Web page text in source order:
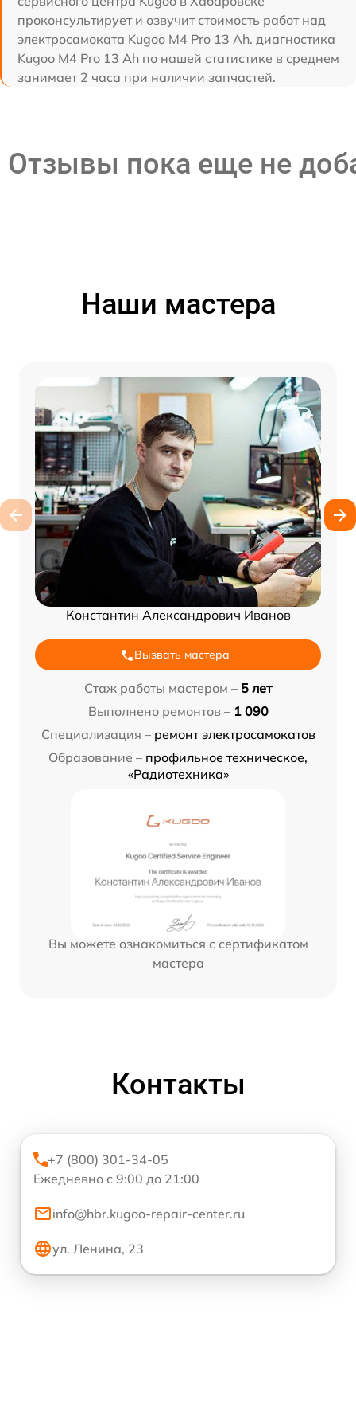
проконсультирует и озвучит стоимость работ над
электросамоката Kugoo M4 Pro 13 Ah. диагностика
Kugoo M4 Pro 13 Ah по нашей статистике в среднем
занимает 2 часа при наличии запчастей.
Отзывы пока еще не
Наши мастера
Константин Александрович Иванов
Вызвать мастера
Стаж работы мастером – 5 лет
Выполнено ремонтов – 1 090
Специализация – ремонт электросамокатов
Образование – профильное техническое,
«Радиотехника»
Вы можете ознакомиться с сертификатом
мастера
Контакты
+7 (800) 301-34-05
Ежедневно с 9:00 до 21:00
info@hbr.kugoo-repair-center.ru
ул. Ленина, 23